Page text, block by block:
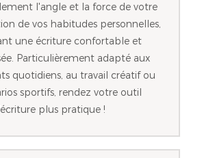
l'angle et la force de votre
de vos habitudes personnelles,
une écriture confortable et
Particulièrement adapté aux
quotidiens, au travail créatif ou
sportifs, rendez votre outil
plus pratique !